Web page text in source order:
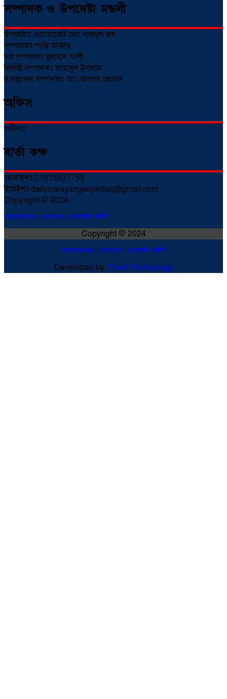
সম্পাদক ও উপদেষ্টা মন্ডলী
উপদেষ্টাঃ এডভোকেট মোঃ নাজমুল হক
সম্পাদকঃ পাপ্পি আক্তার
সহ সম্পাদকঃ মুহাম্মদ আলী
নির্বাহী সম্পাদকঃ ফাহাদুল ইসলাম
ব্যবস্থাপনা সম্পাদকঃ মোঃ তারেক হোসেন
অফিস
অফিসঃ
বার্তা কক্ষ
মোবাইলঃ 01615537755
ইমেইলঃ dailynarayanganjerdak@gmail.com
Copyright © 2024
আমাদের কথা! যোগাযোগ ! প্রাইভেসি পলিসি
Copyright © 2024
আমাদের কথা! যোগাযোগ ! প্রাইভেসি পলিসি
Developed by: Flash Technology